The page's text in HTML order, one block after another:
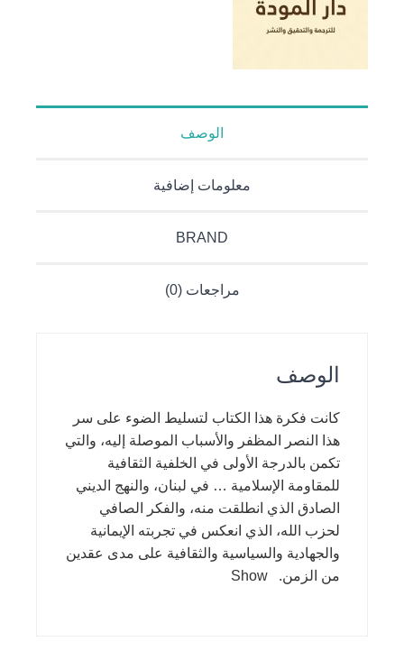
الوصف
معلومات إضافية
BRAND
مراجعات (0)
الوصف
كانت فكرة هذا الكتاب لتسليط الضوء على سر
هذا النصر المظفر والأسباب الموصلة إليه، والتي
تكمن بالدرجة الأولى في الخلفية الثقافية
للمقاومة الإسلامية … في لبنان، والنهج الديني
الصادق الذي انطلقت منه، والفكر الصافي
لحزب الله، الذي انعكس في تجربته الإيمانية
والجهادية والسياسية والثقافية على مدى عقدين
من الزمن. Show